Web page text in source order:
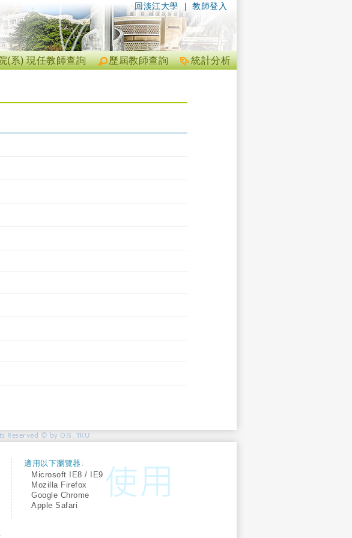
| 教師登入
回淡江大學
統計分析
歷屆教師查詢
(系) 現任教師查詢
Reserved © by OIS, TKU
適用以下瀏覽器:
Microsoft IE8 / IE9
Mozilla Firefox
Google Chrome
Apple Safari